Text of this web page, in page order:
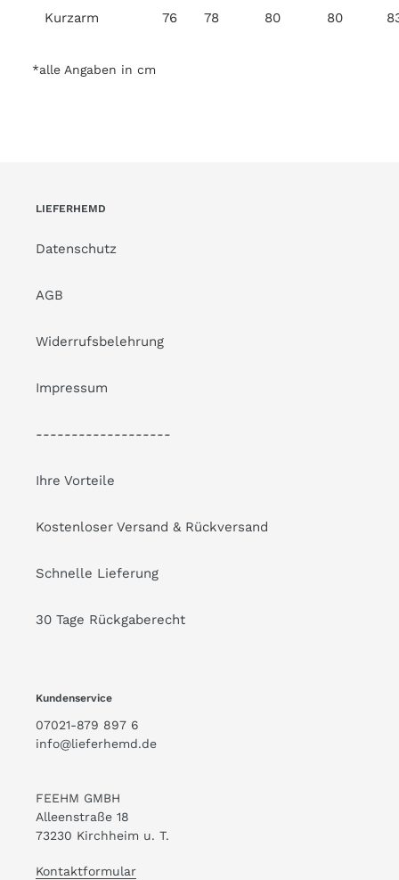
Kurzarm 76 78 80 80
*alle Angaben in cm
LIEFERHEMD
Datenschutz
AGB
Widerrufsbelehrung
Impressum
-------------------
Ihre Vorteile
Kostenloser Versand & Rückversand
Schnelle Lieferung
30 Tage Rückgaberecht
Kundenservice
07021-879 897 6
info@lieferhemd.de
FEEHM GMBH
Alleenstraße 18
73230 Kirchheim u. T.
Kontaktformular